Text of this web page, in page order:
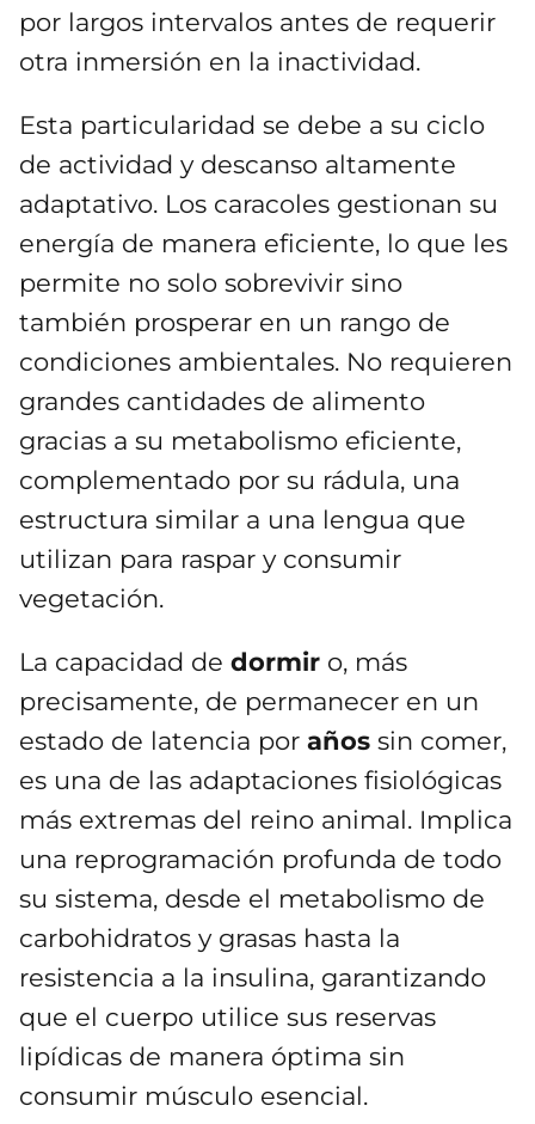
por largos intervalos antes de requerir
otra inmersión en la inactividad.
Esta particularidad se debe a su ciclo
de actividad y descanso altamente
adaptativo. Los caracoles gestionan su
energía de manera eficiente, lo que les
permite no solo sobrevivir sino
también prosperar en un rango de
condiciones ambientales. No requieren
grandes cantidades de alimento
gracias a su metabolismo eficiente,
complementado por su rádula, una
estructura similar a una lengua que
utilizan para raspar y consumir
vegetación.
La capacidad de dormir o, más
precisamente, de permanecer en un
estado de latencia por años sin comer,
es una de las adaptaciones fisiológicas
más extremas del reino animal. Implica
una reprogramación profunda de todo
su sistema, desde el metabolismo de
carbohidratos y grasas hasta la
resistencia a la insulina, garantizando
que el cuerpo utilice sus reservas
lipídicas de manera óptima sin
consumir músculo esencial.